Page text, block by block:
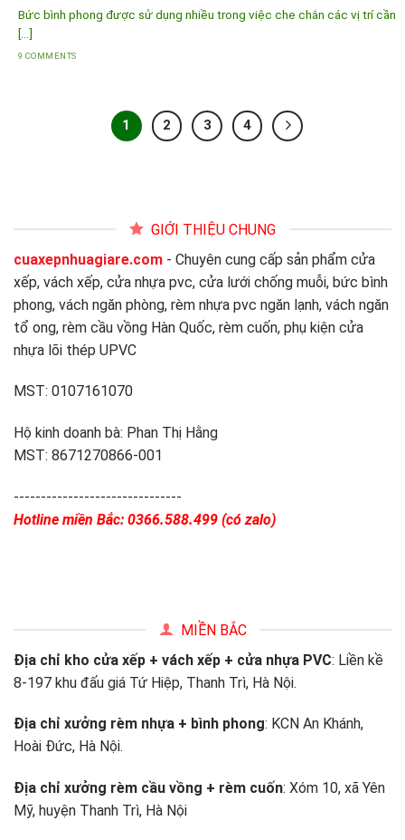
Bức bình phong được sử dụng nhiều trong việc che chắn các vị trí cần
[...]
9 COMMENTS
1 2 3 4
GIỚI THIỆU CHUNG
cuaxepnhuagiare.com - Chuyên cung cấp sản phẩm cửa
xếp, vách xếp, cửa nhựa pvc, cửa lưới chống muỗi, bức bình
phong, vách ngăn phòng, rèm nhựa pvc ngăn lạnh, vách ngăn
tổ ong, rèm cầu vồng Hàn Quốc, rèm cuốn, phụ kiện cửa
nhựa lõi thép UPVC
MST: 0107161070
Hộ kinh doanh bà: Phan Thị Hằng
MST: 8671270866-001
-------------------------------
Hotline miền Bắc: 0366.588.499 (có zalo)
MIỀN BẮC
Địa chỉ kho cửa xếp + vách xếp + cửa nhựa PVC: Liền kề
8-197 khu đấu giá Tứ Hiệp, Thanh Trì, Hà Nội.
Địa chỉ xưởng rèm nhựa + bình phong: KCN An Khánh,
Hoài Đức, Hà Nội.
Địa chỉ xưởng rèm cầu vồng + rèm cuốn: Xóm 10, xã Yên
Mỹ, huyện Thanh Trì, Hà Nội